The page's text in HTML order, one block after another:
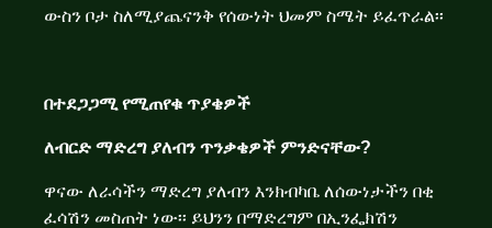
ውስን ቦታ ስለሚያጨናንቅ የሰውነት ህመም ስሜት ይፈጥራል፡፡
በተደጋጋሚ የሚጠየቁ ጥያቄዎች
ለብርድ ማድረግ ያለብን ጥንቃቄዎች ምንድናቸው?
ዋናው ለራሳችን ማድረግ ያለብን እንክብካቤ ለሰውነታችን በቂ
ፈሳሽን መስጠት ነው፡፡ ይህንን በማድረግም በኢንፌክሽን